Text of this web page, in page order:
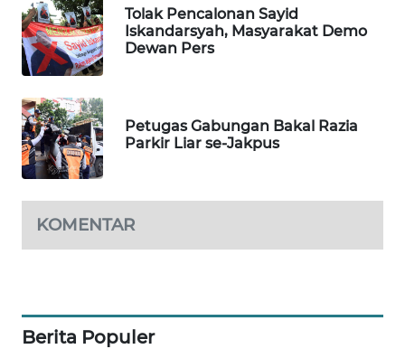
Tolak Pencalonan Sayid
Iskandarsyah, Masyarakat Demo
Dewan Pers
Petugas Gabungan Bakal Razia
Parkir Liar se-Jakpus
KOMENTAR
Berita Populer
WAHANA
NEWS
WAHANA
TANI
WAHANA
WAHANA
INFRASTRUKTUR
KONSUMEN